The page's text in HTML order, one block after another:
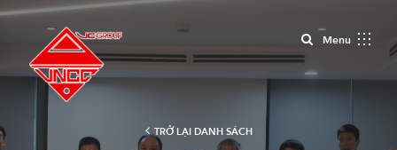
MenuClose
TRỞ LẠI DANH SÁCH